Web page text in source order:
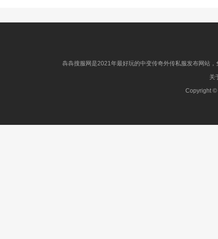
犇犇搜服网是2021年最好玩的中变传奇外传私服发布网站
关
Copyright